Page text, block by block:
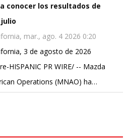
conocer los resultados de
mar., ago. 4 2026 0:20
3 de agosto de 2026
HISPANIC PR WIRE/ -- Mazda
Operations (MNAO) ha…